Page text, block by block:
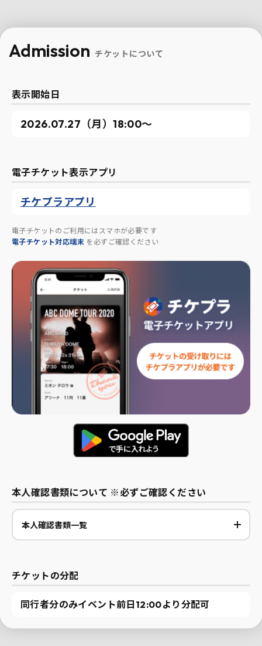
Admission チケットについて
表示開始日
2026.07.27（月）18:00〜
電子チケット表示アプリ
チケプラアプリ
電子チケットのご利用にはスマホが必要です
電子チケット対応端末 を必ずご確認ください
本人確認書類について ※必ずご確認ください
本人確認書類一覧
チケットの分配
同行者分のみイベント前日12:00より分配可